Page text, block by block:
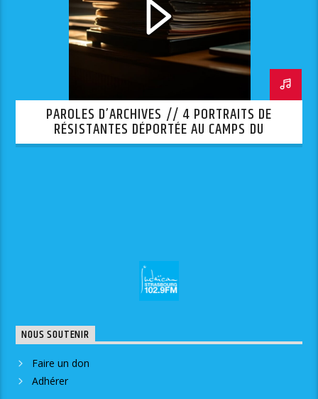
PAROLES D’ARCHIVES // 4 PORTRAITS DE
RÉSISTANTES DÉPORTÉE AU CAMPS DU
STRUTHOF-LYCÉE CHARLEMAGNE-LYCÉE DE
NOUS SOUTENIR
Faire un don
Adhérer